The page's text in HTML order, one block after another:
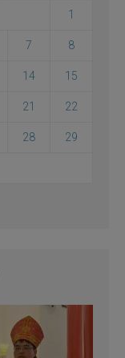
1
7 8
14 15
21 22
28 29